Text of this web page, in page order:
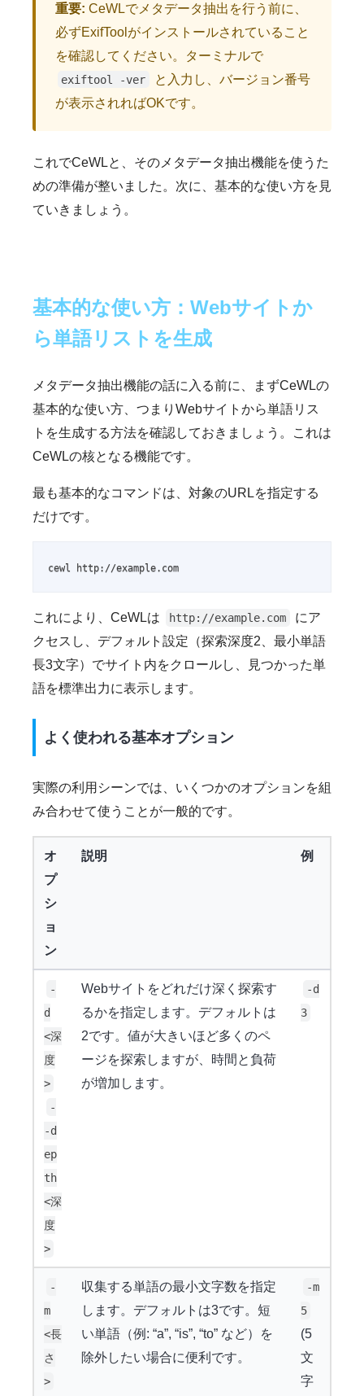
重要: CeWLでメタデータ抽出を行う前に、
必ずExifToolがインストールされていること
を確認してください。ターミナルで
exiftool -ver
と入力し、バージョン番号
が表示されればOKです。
これでCeWLと、そのメタデータ抽出機能を使うた
めの準備が整いました。次に、基本的な使い方を見
ていきましょう。
基本的な使い方：Webサイトか
ら単語リストを生成
メタデータ抽出機能の話に入る前に、まずCeWLの
基本的な使い方、つまりWebサイトから単語リス
トを生成する方法を確認しておきましょう。これは
CeWLの核となる機能です。
最も基本的なコマンドは、対象のURLを指定する
だけです。
cewl http://example.com
これにより、CeWLは http://example.com
にア
クセスし、デフォルト設定（探索深度2、最小単語
長3文字）でサイト内をクロールし、見つかった単
語を標準出力に表示します。
よく使われる基本オプション
実際の利用シーンでは、いくつかのオプションを組
み合わせて使うことが一般的です。
オ
プ
シ
ョ
ン
説明 例
-
d
<深
度
>
-
-d
ep
th
<深
度
>
Webサイトをどれだけ深く探索す
るかを指定します。デフォルトは
2です。値が大きいほど多くのペ
ージを探索しますが、時間と負荷
が増加します。
-d
3
-
m
<長
さ
>
収集する単語の最小文字数を指定
します。デフォルトは3です。短
い単語（例: “a”, “is”, “to” など）を
除外したい場合に便利です。
-m
5
(5
文
字